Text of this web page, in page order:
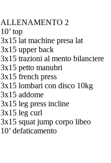
ALLENAMENTO 2
10’ top
3x15 lat machine presa lat
3x15 upper back
3x15 trazioni al mento bilanciere
3x15 petto manubri
3x15 french press
3x15 lombari con disco 10kg
3x15 addome
3x15 leg press incline
3x15 leg curl
3x15 squat jump corpo libeo
10’ defaticamento